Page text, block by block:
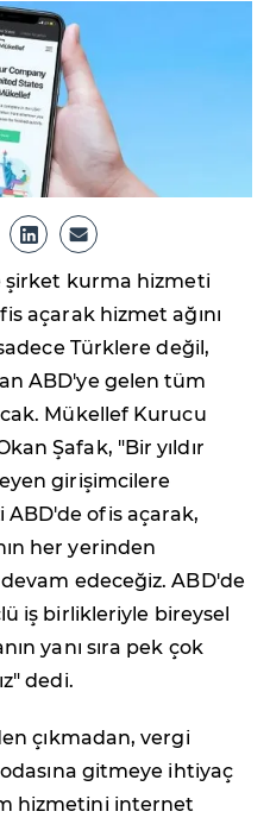
şirket kurma hizmeti
açarak hizmet ağını
Türklere değil,
ABD'ye gelen tüm
Mükellef Kurucu
Şafak, "Bir yıldır
girişimcilere
ofis açarak,
her yerinden
edeceğiz. ABD'de
iş birlikleriyle bireysel
yanı sıra pek çok
dedi.
çıkmadan, vergi
gitmeye ihtiyaç
hizmetini internet